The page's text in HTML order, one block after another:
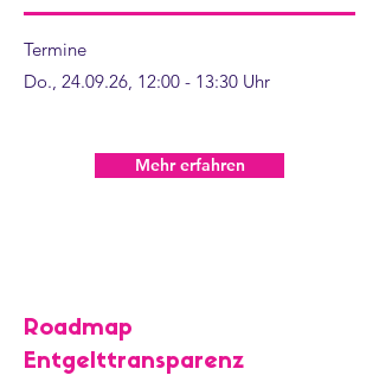
Termine
Do., 24.09.26, 12:00 - 13:30 Uhr
Mehr erfahren
Roadmap
Entgelttransparenz